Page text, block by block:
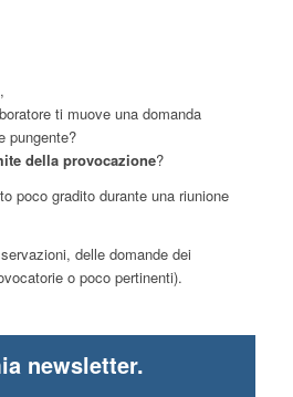
ti muove una domanda
pungente?
della provocazione?
poco gradito durante una riunione
delle domande dei
o poco pertinenti).
newsletter.